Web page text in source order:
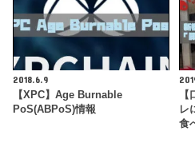
2018.6.9
【XPC】Age Burnable
PoS(ABPoS)情報
レ
食